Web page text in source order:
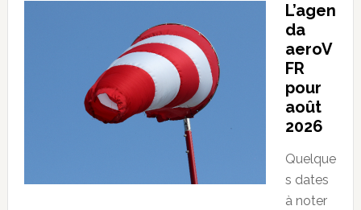
L’agen
da
aeroV
FR
pour
août
2026
Quelque
s dates
à noter